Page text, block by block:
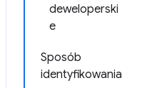
deweloperski
e
Sposób
identyfikowania